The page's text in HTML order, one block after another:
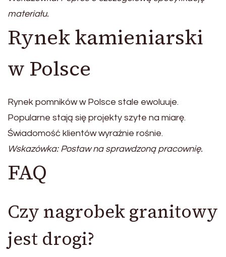
materiału.
Rynek kamieniarski
w Polsce
Rynek pomników w Polsce stale ewoluuje.
Popularne stają się projekty szyte na miarę.
Świadomość klientów wyraźnie rośnie.
Wskazówka: Postaw na sprawdzoną pracownię.
FAQ
Czy nagrobek granitowy
jest drogi?